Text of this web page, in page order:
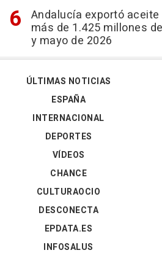
Andalucía exportó
más de 1.425 millones
y mayo de 2026
ÚLTIMAS NOTICIAS
ESPAÑA
INTERNACIONAL
DEPORTES
VÍDEOS
CHANCE
CULTURAOCIO
DESCONECTA
EPDATA.ES
INFOSALUS